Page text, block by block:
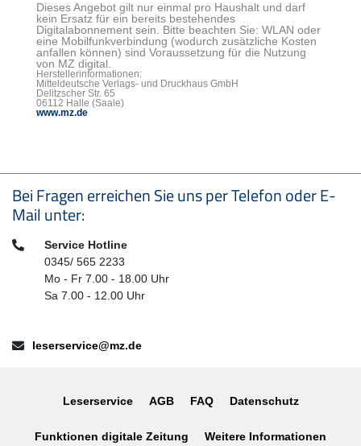
Dieses Angebot gilt nur einmal pro Haushalt und darf
kein Ersatz für ein bereits bestehendes
Digitalabonnement sein. Bitte beachten Sie: WLAN oder
eine Mobilfunkverbindung (wodurch zusätzliche Kosten
anfallen können) sind Voraussetzung für die Nutzung
von MZ digital.
Herstellerinformationen:
Mitteldeutsche Verlags- und Druckhaus GmbH
Delitzscher Str. 65
06112 Halle (Saale)
www.mz.de
Seitenfußbereich
Bei Fragen erreichen Sie uns per Telefon oder E-
Mail unter:
Telefon:Service Hotline
0345/ 565 2233
Mo - Fr 7.00 - 18.00 Uhr
Sa 7.00 - 12.00 Uhr
E-Mail:leserservice@mz.de
Leserservice AGB FAQ Datenschutz
Funktionen digitale Zeitung Weitere Informationen